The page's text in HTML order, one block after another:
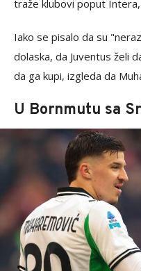
traže klubovi poput
Iako se pisalo da su
dolaska, da Juventus želi
da ga kupi, izgleda da
U Bornmutu sa